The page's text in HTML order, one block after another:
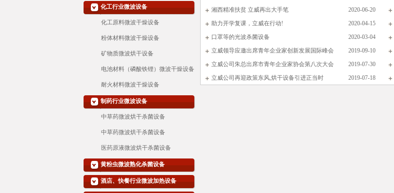
化工行业微波设备
化工原料微波干燥设备
粉体材料微波干燥设备
矿物质微波烘干设备
电池材料（磷酸铁锂）微波干燥设备
耐火材料微波干燥设备
制药行业微波设备
中草药微波烘干杀菌设备
中草药微波烘干杀菌设备
医药原液微波烘干杀菌设备
黄粉虫微波熟化杀菌设备
酒店、快餐行业微波加热设备
2020-06-20
湘西精准扶贫 立威再出大手笔
2020-04-15
助力开学复课，立威在行动!
2020-03-04
口罩等的光波杀菌设备
2019-09-10
立威领导应邀出席青年企业家创新发展国际峰会
2019-07-30
立威公司朱总出席市青年企业家协会第八次大会
2019-07-18
立威公司再迎政策东风,烘干设备引进正当时